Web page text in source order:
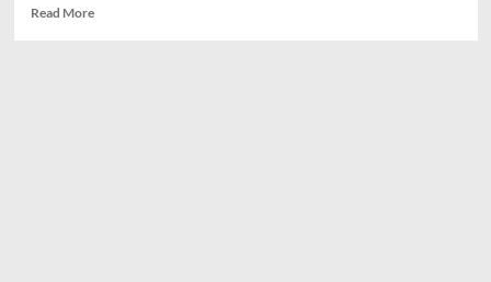
Read MoreRead